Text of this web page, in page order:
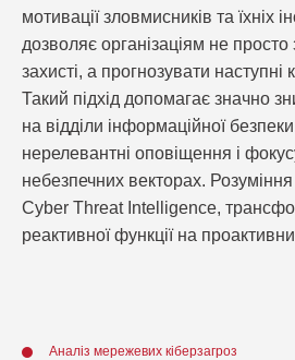
мотивації зловмисників та їхніх
дозволяє організаціям не просто
захисті, а прогнозувати наступні
Такий підхід допомагає значно
на відділи інформаційної
нерелевантні оповіщення і
небезпечних векторах.
Cyber Threat Intelligence,
реактивної функції на
Аналіз мережевих кіберзагроз